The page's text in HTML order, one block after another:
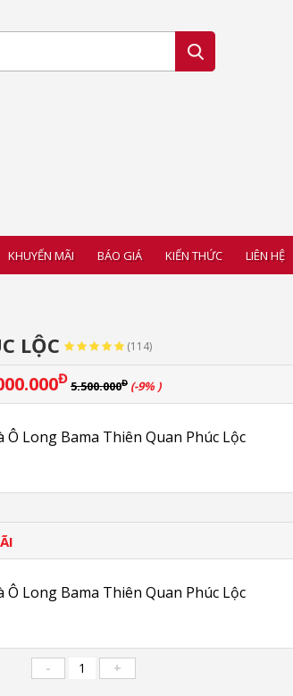
KHUYẾN MÃI BÁO GIÁ KIẾN THỨC LIÊN HỆ
LỘC (114)
Đ5.500.000Đ (-9% )
Ô Long Bama Thiên Quan Phúc Lộc
Ô Long Bama Thiên Quan Phúc Lộc
- +